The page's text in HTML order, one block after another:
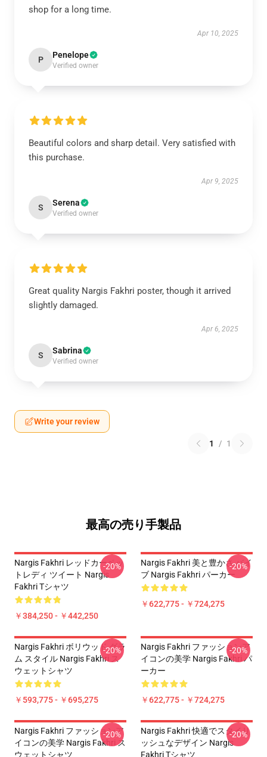
shop for a long time.
Apr 10, 2025
P Penelope
Verified owner
Beautiful colors and sharp detail. Very satisfied with
this purchase.
Apr 9, 2025
S Serena
Verified owner
Great quality Nargis Fakhri poster, though it arrived
slightly damaged.
Apr 6, 2025
S Sabrina
Verified owner
Write your review
1 / 1
最高の売り手製品
Nargis Fakhri レッドカーペッ
トレディ ツイート Nargis
Fakhri Tシャツ
￥384,250 - ￥442,250
-20%
Nargis Fakhri 美と豊かさ バイ
ブ Nargis Fakhri パーカー
￥622,775 - ￥724,275
-20%
Nargis Fakhri ボリウッド グラ
ム スタイル Nargis Fakhri ス
ウェットシャツ
￥593,775 - ￥695,275
-20%
Nargis Fakhri ファッションア
イコンの美学 Nargis Fakhri パ
ーカー
￥622,775 - ￥724,275
-20%
Nargis Fakhri ファッションア
イコンの美学 Nargis Fakhri ス
ウェットシャツ
-20%
Nargis Fakhri 快適でスタイリ
ッシュなデザイン Nargis
Fakhri Tシャツ
-20%